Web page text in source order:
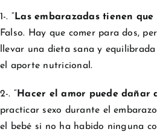
1-. “ Las embarazadas tienen que
Falso. Hay que comer para dos,
llevar una dieta sana y
el aporte nutricional.
2-. “ Hacer el amor puede dañar
practicar sexo durante el
el bebé si no ha habido ninguna